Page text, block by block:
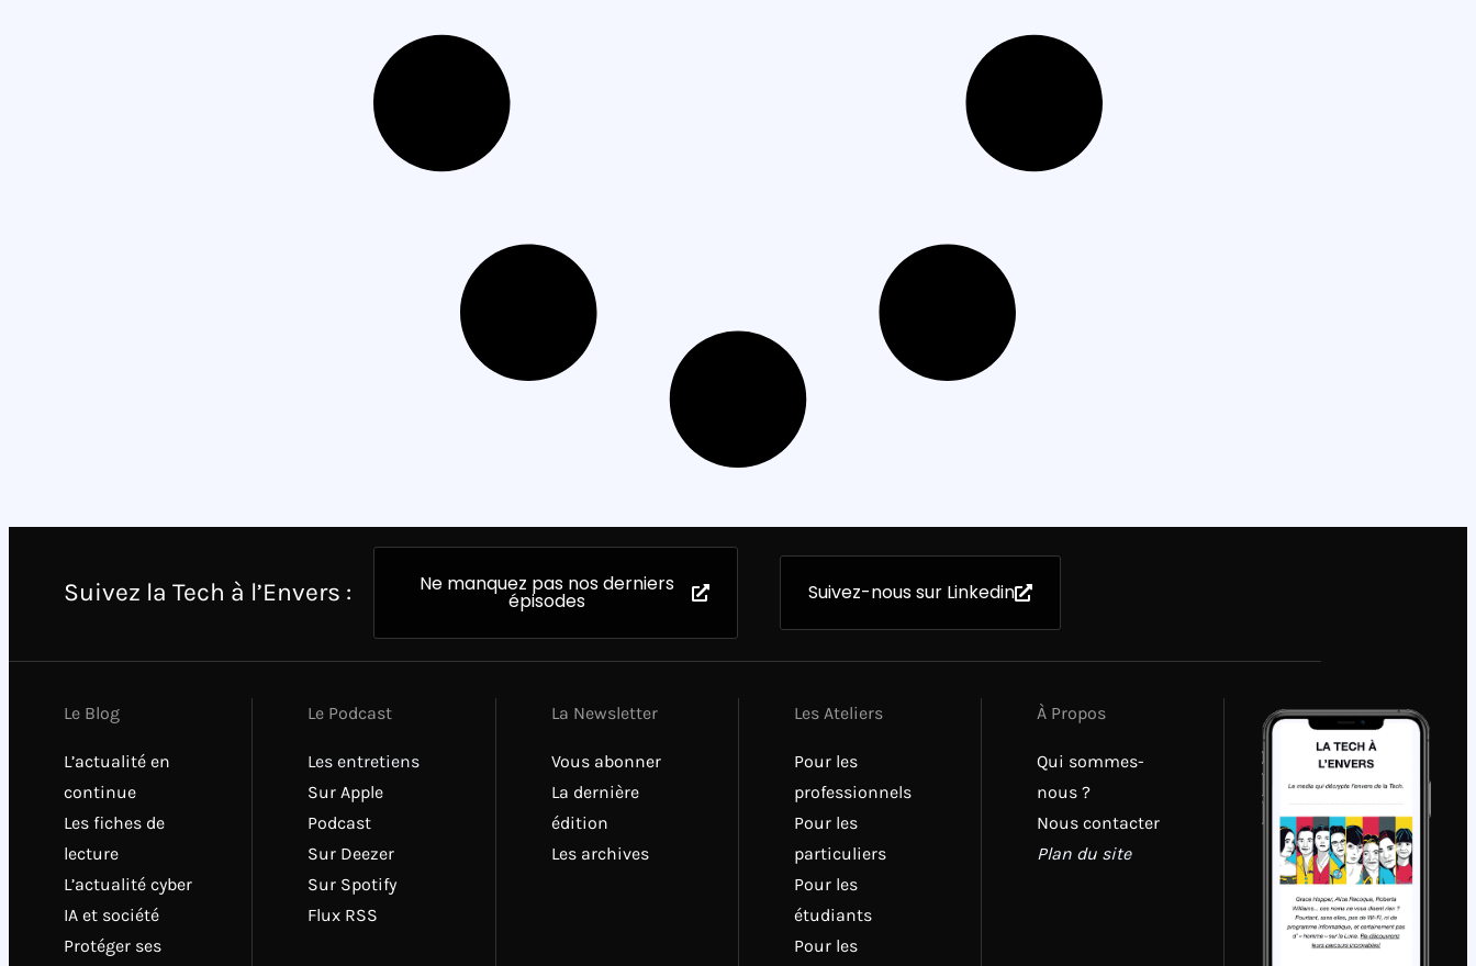
Suivez la Tech à l’Envers : Ne manquez pas nos derniers
épisodes Suivez-nous sur Linkedin
Le Blog
L’actualité en
continue
Les fiches de
lecture
L’actualité cyber
IA et société
Protéger ses
Le Podcast
Les entretiens
Sur Apple
Podcast
Sur Deezer
Sur Spotify
Flux RSS
La Newsletter
Vous abonner
La dernière
édition
Les archives
Les Ateliers
Pour les
professionnels
Pour les
particuliers
Pour les
étudiants
Pour les
À Propos
Qui sommes-
nous ?
Nous contacter
Plan du site